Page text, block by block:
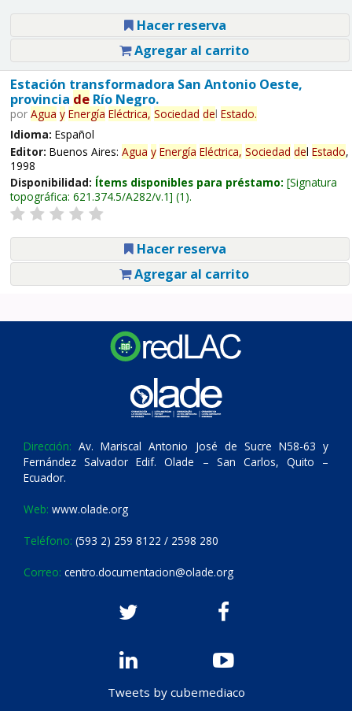
Hacer reserva
Agregar al carrito
Estación transformadora San Antonio Oeste,
provincia deRío Negro.
por Agua y Energía Eléctrica, Sociedad del Estado.
Idioma: Español
Editor: Buenos Aires: Agua y Energía Eléctrica, Sociedad del Estado,
1998
Disponibilidad: Ítems disponibles para préstamo: Signatura
topográfica: 621.374.5/A282/v.1 (1).
Hacer reserva
Agregar al carrito
Dirección: Av. Mariscal Antonio José de Sucre N58-63 y
Fernández Salvador Edif. Olade – San Carlos, Quito –
Ecuador.
Web: www.olade.org
Teléfono: (593 2) 259 8122 / 2598 280
Correo: centro.documentacion@olade.org
Tweets by cubemediaco